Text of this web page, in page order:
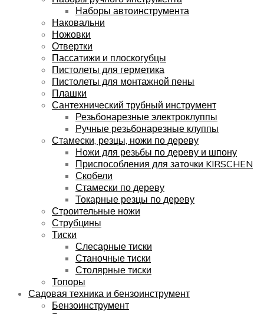
Наборы автоинструмента
Наковальни
Ножовки
Отвертки
Пассатижи и плоскогубцы
Пистолеты для герметика
Пистолеты для монтажной пены
Плашки
Сантехнический трубный инструмент
Резьбонарезные электроклуппы
Ручные резьбонарезные клуппы
Стамески, резцы, ножи по дереву
Ножи для резьбы по дереву и шпону
Приспособления для заточки KIRSCHEN
Скобели
Стамески по дереву
Токарные резцы по дереву
Строительные ножи
Струбцины
Тиски
Слесарные тиски
Станочные тиски
Столярные тиски
Топоры
Садовая техника и бензоинструмент
Бензоинструмент